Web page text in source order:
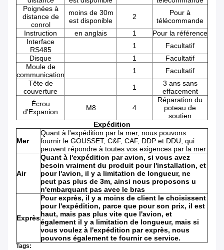
Poignées à
distance de
conrol
moins de 30m
est disponible
2
Pour à
télécommande
Instruction
en anglais 1
Pour la référence
Interface
RS485
1
Facultatif
Disque
1
Facultatif
Moule de
communication
1
Facultatif
Tête de
couverture
1
3 ans sans
effacement
Écrou
d'Expanion
M8 4
Réparation du
poteau de
soutien
Expédition
Mer
Quant à l'expédition par la mer, nous pouvons
fournir le GOUSSET, C&F, CAF, DDP et DDU, qui
peuvent répondre à toutes vos exigences par la mer
Air
Quant à l'expédition par avion, si vous avez
besoin vraiment du produit pour l'installation, et
pour l'avion, il y a limitation de longueur, ne
peut pas plus de 3m, ainsi nous proposons u
n'embarquant pas avec le bras
Exprès
Pour exprès, il y a moins de client le choisissent
pour l'expédition, parce que pour son prix, il est
haut, mais pas plus vite que l'avion, et
également il y a limitation de longueur, mais si
vous voulez à l'expédition par exprès, nous
pouvons également te fournir ce service.
Tags: